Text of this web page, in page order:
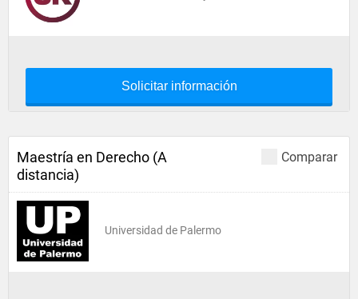
Solicitar información
Comparar
Maestría en Derecho (A
distancia)
Universidad de Palermo